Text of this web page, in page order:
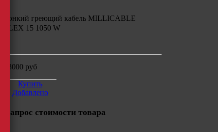
Тонкий греющий кабель MILLICABLE
FLEX 15 1050 W
23000 руб
Купить
Добавлено
Запрос стоимости товара